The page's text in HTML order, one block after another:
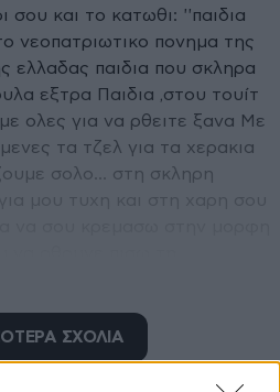
και το κατωθι: ''παιδια
νεοπατριωτικο πονημα της
ελλαδας παιδια που σκληρα
εξτρα Παιδια ,στου τουίτ
ολες για να ρθειτε ξανα Με
τα τζελ για τα χερακια
σολο... στη σκληρη
να δειτε θα κρατω και
σιαξει μαλλους δύο ουτε μια
ΣΧΟΛΙΑ